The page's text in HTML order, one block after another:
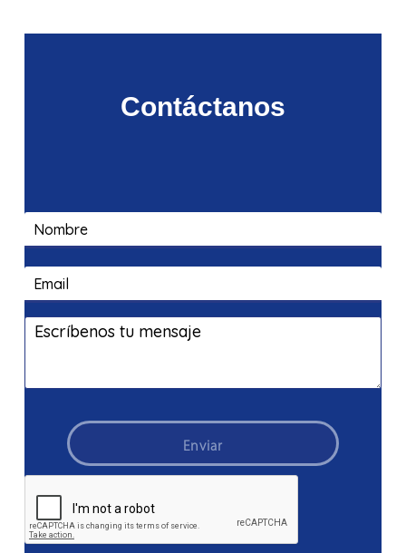
Contáctanos
Enviar